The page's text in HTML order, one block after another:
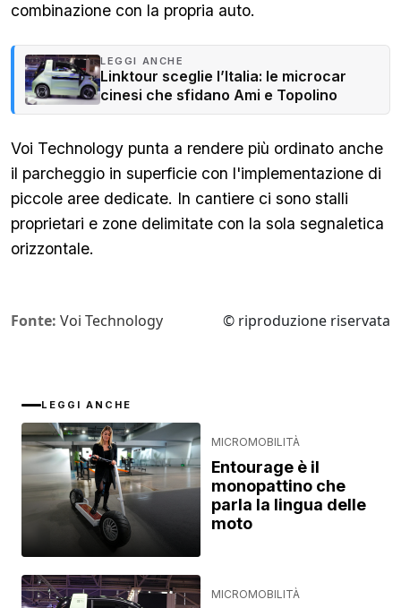
combinazione con la propria auto.
LEGGI ANCHE
Linktour sceglie l’Italia: le microcar
cinesi che sfidano Ami e Topolino
Voi Technology punta a rendere più ordinato anche
il parcheggio in superficie con l'implementazione di
piccole aree dedicate. In cantiere ci sono stalli
proprietari e zone delimitate con la sola segnaletica
orizzontale.
Fonte: Voi Technology © riproduzione riservata
LEGGI ANCHE
MICROMOBILITÀ
Entourage è il
monopattino che
parla la lingua delle
moto
MICROMOBILITÀ